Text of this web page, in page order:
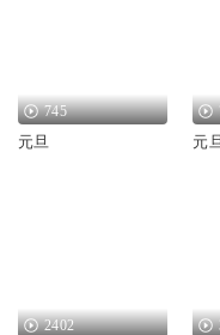
745
元旦 元
2402